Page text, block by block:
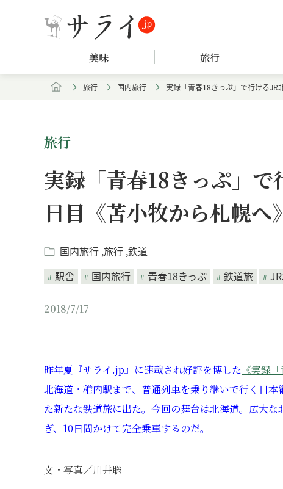
美味 旅行
旅行 国内旅行 実録「青春18きっぷ」で行けるJR
旅行
実録「青春18きっぷ」で
日目《苫小牧から札幌へ》
国内旅行 旅行 鉄道
駅舎
国内旅行 青春18きっぷ 鉄道旅
2018/7/17
昨年夏『サライ.jp』に連載され好評を博した 《実録
北海道・稚内駅まで、普通列車を乗り継いで行く日
た新たな鉄道旅に出た。今回の舞台は北海道。広大
ぎ、10日間かけて完全乗車するのだ。
文・写真／川井聡